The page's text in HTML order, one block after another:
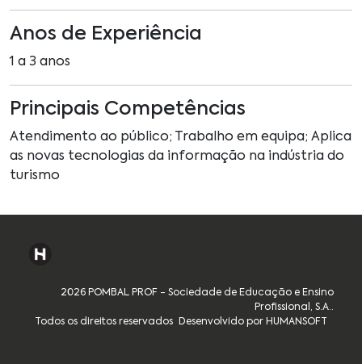
Anos de Experiência
1 a 3 anos
Principais Competências
Atendimento ao público; Trabalho em equipa; Aplica
as novas tecnologias da informação na indústria do
turismo
2026 POMBAL PROF - Sociedade de Educação e Ensino
Profissional, S.A..
Todos os direitos reservados
Desenvolvido por HUMANSOFT